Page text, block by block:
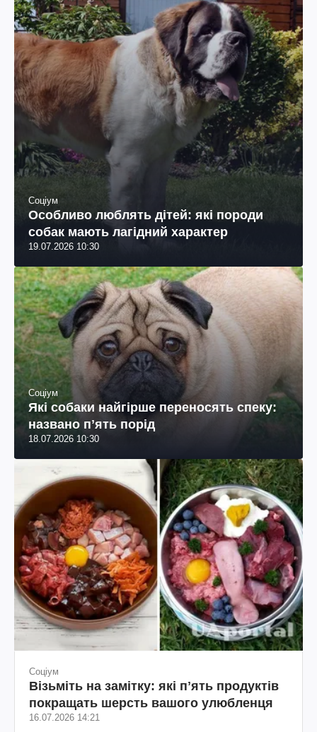
Соціум
Особливо люблять дітей: які породи
собак мають лагідний характер
19.07.2026 10:30
Соціум
Які собаки найгірше переносять спеку:
названо пʼять порід
18.07.2026 10:30
Соціум
Візьміть на замітку: які пʼять продуктів
покращать шерсть вашого улюбленця
16.07.2026 14:21